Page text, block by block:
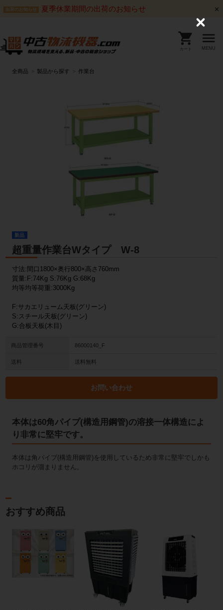
出荷のお知らせ 夏季休業期間の出荷のお知らせ
カート MENU
全商品 製品から探す 作業台
新品
超重量作業台Wタイプ W-8
寸法:間口1800×奥行800×高さ760mm
質量:F:74Kg S:76Kg G:68Kg
均等均等荷重:3000Kg
F:サカエリューム天板(グリーン)
S:スチール天板(グリーン)
G:合板天板(木目)
商品管理番号 86000140_F
送料 送料無料
お問い合わせ
本体は60角パイプ(構造用鋼管)の溶接一体構造によ
り非常に堅牢です。
本体は角パイプ(構造用鋼管)を使用しているため非常に堅牢でしかも
ホコリが溜まりません。
おすすめ商品
C
o
s